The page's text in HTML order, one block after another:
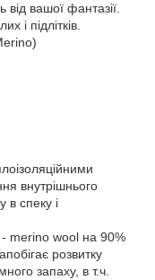
вашої фантазії.
і підлітків.
внутрішнього
в спеку і
- merino wool на 90%
розвитку
запаху, в т.ч.